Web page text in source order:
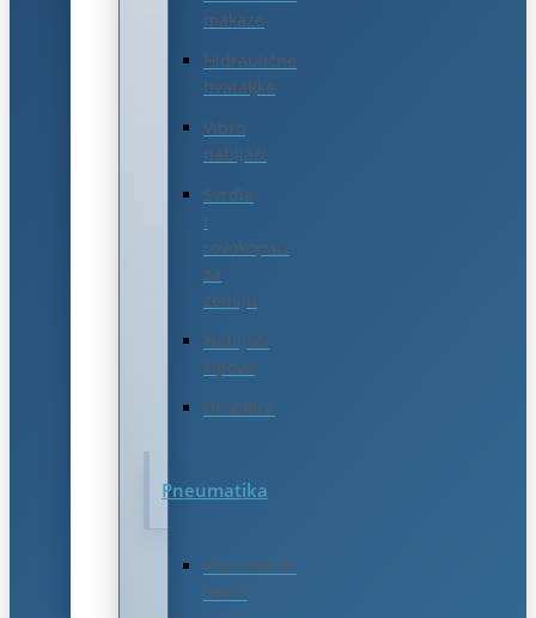
makaze
Hidraulične
hvataljke
Vibro
nabijači
Svrdla
i
rovokopači
za
zemlju
Nabijači
šipova
Drobilice
Pneumatika
Pneumatski
čekići